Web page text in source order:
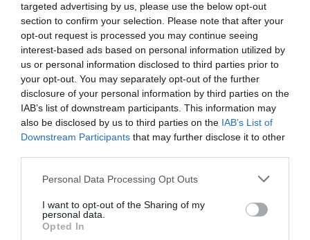
targeted advertising by us, please use the below opt-out
section to confirm your selection. Please note that after your
opt-out request is processed you may continue seeing
interest-based ads based on personal information utilized by
us or personal information disclosed to third parties prior to
your opt-out. You may separately opt-out of the further
disclosure of your personal information by third parties on the
IAB’s list of downstream participants. This information may
also be disclosed by us to third parties on the IAB’s List of
Downstream Participants that may further disclose it to other
Please note that this website/app uses one or more Google
not limited to your visit or usage behaviour. You may click to
grant or deny consent to Google and its third-party tags to
use your data for below specified purposes in below Google
Personal Data Processing Opt Outs
I want to opt-out of the Sharing of my
personal data.
Opted In
után vonta, hogy királyt kellene választani. Ezzel
kapcsolatban a legitimisták egyértelműnek tekintették IV.
Károly visszatérését, ugyanis szerintük a megkoronázott
király jogai nem szűntek meg. A másik oldal, a szabad
királyválasztók viszont a trónt üresnek tekintették és új
király megválasztását tartották szükségesnek. Minthogy a
vita rövid távon nehezen volt eldönthető, ráadásul a béke
megkötése előtt az ország szuverenitása sem állt helyre,
logikusnak tűnt, hogy egy ilyen nagy horderejű kérdést ne
rendezzenek véglegesen, inkább ideiglenes megoldást
hagyomány számos példát nyújtott már korábban a
kormányzói tisztség formájában – elég csak a leghíresebb